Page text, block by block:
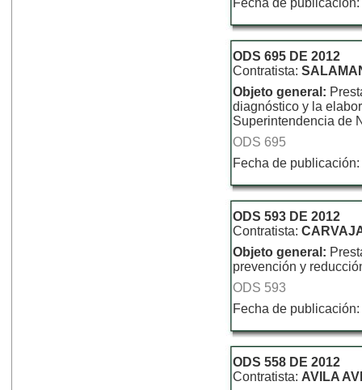
Fecha de
ODS 695 DE 2012
Contratista:
Objeto general:
diagnóstico y la
Superintendencia de
ODS 695
Fecha de
ODS 593 DE 2012
Contratista:
Objeto general:
prevención y
ODS 593
Fecha de
ODS 558 DE 2012
Contratista: AVILA